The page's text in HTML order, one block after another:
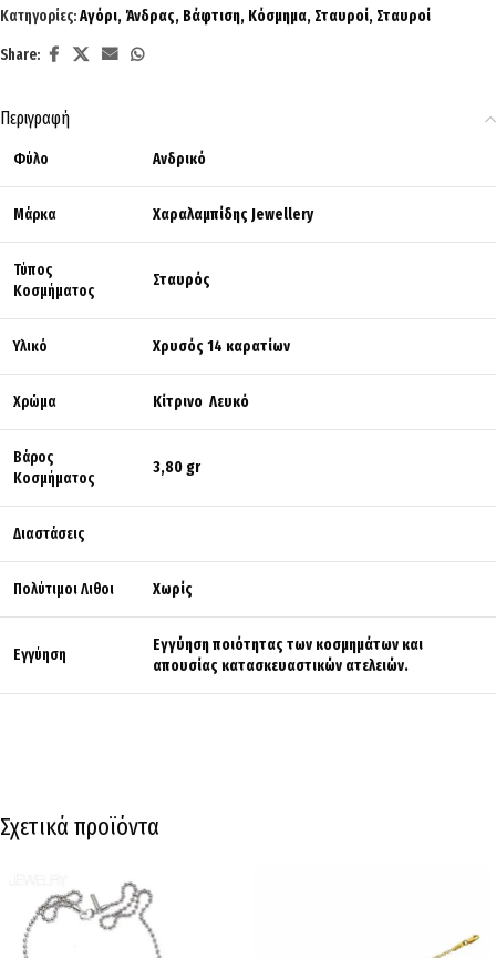
Κατηγορίες:Αγόρι, Άνδρας, Βάφτιση, Κόσμημα, Σταυροί, Σταυροί
Share:
Περιγραφή
Φύλο Ανδρικό
Μάρκα Χαραλαμπίδης Jewellery
Τύπος
Κοσμήματος
Σταυρός
Υλικό Χρυσός 14 καρατίων
Χρώμα Κίτρινο Λευκό
Βάρος
Κοσμήματος
3,80 gr
Διαστάσεις
Πολύτιμοι Λιθοι Χωρίς
Εγγύηση
Εγγύηση ποιότητας των κοσμημάτων και
απουσίας κατασκευαστικών ατελειών.
Σχετικά προϊόντα